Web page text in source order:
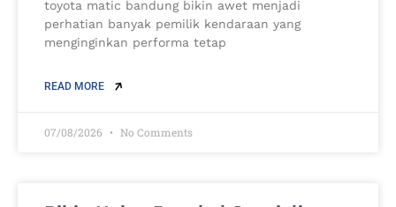
toyota matic bandung bikin awet menjadi
perhatian banyak pemilik kendaraan yang
menginginkan performa tetap
READ MORE
07/08/2026 No Comments